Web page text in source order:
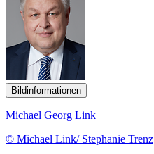
Bildinformationen
Michael Georg Link
© Michael Link/ Stephanie Trenz